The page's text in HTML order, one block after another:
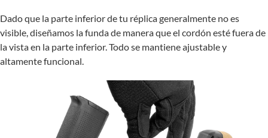
Dado que la parte inferior de tu réplica generalmente no es
visible, diseñamos la funda de manera que el cordón esté fuera de
la vista en la parte inferior. Todo se mantiene ajustable y
altamente funcional.